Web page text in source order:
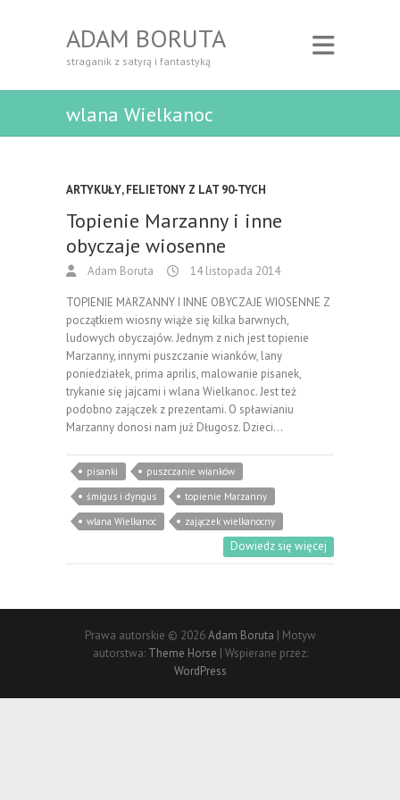
ADAM BORUTA
straganik z satyrą i fantastyką
wlana Wielkanoc
ARTYKUŁY,FELIETONY Z LAT 90-TYCH
Topienie Marzanny i inne
obyczaje wiosenne
Adam Boruta 14 listopada 2014
TOPIENIE MARZANNY I INNE OBYCZAJE WIOSENNE Z
początkiem wiosny wiąże się kilka barwnych,
ludowych obyczajów. Jednym z nich jest topienie
Marzanny, innymi puszczanie wianków, lany
poniedziałek, prima aprilis, malowanie pisanek,
trykanie się jajcami i wlana Wielkanoc. Jest też
podobno zajączek z prezentami. O spławianiu
Marzanny donosi nam już Długosz. Dzieci…
pisanki
puszczanie wianków
śmigus i dyngus
topienie Marzanny
wlana Wielkanoc
zajączek wielkanocny
Dowiedz się więcej
Prawa autorskie © 2026Adam Boruta | Motyw
autorstwa: Theme Horse | Wspierane przez:
WordPress